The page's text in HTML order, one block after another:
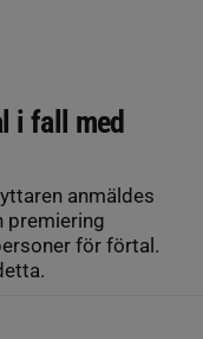
i fall med
anmäldes
premiering
för förtal.